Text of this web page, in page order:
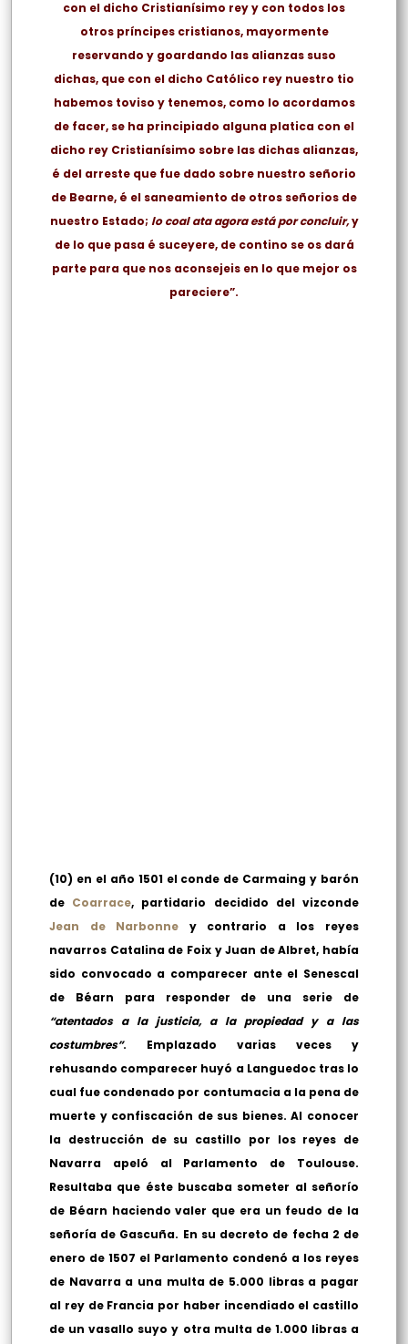
con el dicho Cristianísimo rey y con todos los
otros príncipes cristianos, mayormente
reservando y goardando las alianzas suso
dichas, que con el dicho Católico rey nuestro tio
habemos toviso y tenemos, como lo acordamos
de facer, se ha principiado alguna platica con el
dicho rey Cristianísimo sobre las dichas alianzas,
é del arreste que fue dado sobre nuestro señorio
de Bearne, é el saneamiento de otros señorios de
nuestro Estado; lo coal ata agora está por concluir,y
de lo que pasa é suceyere, de contino se os dará
parte para que nos aconsejeis en lo que mejor os
pareciere”.
(10) en el año 1501 el conde de Carmaing y barón
de Coarrace, partidario decidido del vizconde
Jean de Narbonne y contrario a los reyes
navarros Catalina de Foix y Juan de Albret, había
sido convocado a comparecer ante el Senescal
de Béarn para responder de una serie de
“atentados a la justicia, a la propiedad y a las
costumbres”. Emplazado varias veces y
rehusando comparecer huyó a Languedoc tras lo
cual fue condenado por contumacia a la pena de
muerte y confiscación de sus bienes. Al conocer
la destrucción de su castillo por los reyes de
Navarra apeló al Parlamento de Toulouse.
Resultaba que éste buscaba someter al señorío
de Béarn haciendo valer que era un feudo de la
señoría de Gascuña. En su decreto de fecha 2 de
enero de 1507 el Parlamento condenó a los reyes
de Navarra a una multa de 5.000 libras a pagar
al rey de Francia por haber incendiado el castillo
de un vasallo suyo y otra multa de 1.000 libras a